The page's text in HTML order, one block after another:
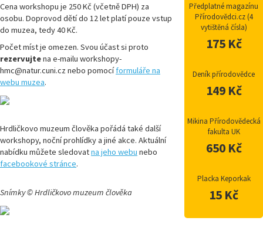
Cena workshopu je 250 Kč (včetně DPH) za
osobu. Doprovod dětí do 12 let platí pouze vstup
do muzea, tedy 40 Kč.
Počet míst je omezen. Svou účast si proto
rezervujtena e-mailu workshopy-
hmc@natur.cuni.cz nebo pomocíformuláře na
webu muzea.
Hrdličkovo muzeum člověka pořádá také další
workshopy, noční prohlídky a jiné akce. Aktuální
nabídku můžete sledovatna jeho webu nebo
facebookové stránce.
Snímky © Hrdličkovo muzeum člověka
Předplatné magazínu
Přírodovědci.cz (4
vytištěná čísla)
175 Kč
Deník přírodovědce
149 Kč
Mikina Přírodovědecká
fakulta UK
650 Kč
Placka Keporkak
15 Kč